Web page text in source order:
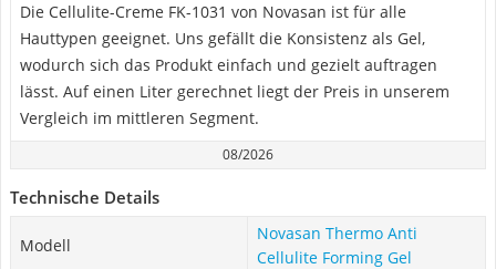
Die Cellulite-Creme ‎FK-1031 von Novasan ist für alle
Hauttypen geeignet. Uns gefällt die Konsistenz als Gel,
wodurch sich das Produkt einfach und gezielt auftragen
lässt. Auf einen Liter gerechnet liegt der Preis in unserem
Vergleich im mittleren Segment.
08/2026
Technische Details
Modell
Novasan Thermo Anti
Cellulite Forming Gel